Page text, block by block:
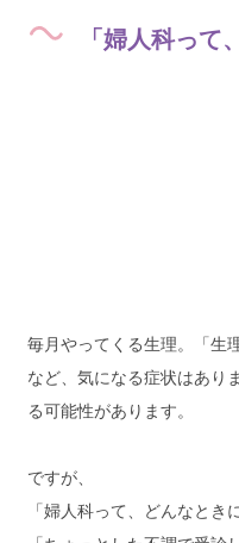
「婦人科って
毎月やってくる生理。「生
など、気になる症状はあり
る可能性があります。
ですが、
「婦人科って、どんなとき